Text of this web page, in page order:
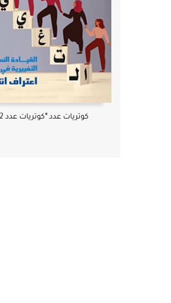
كوتريات عدد °كوتريات عدد 82